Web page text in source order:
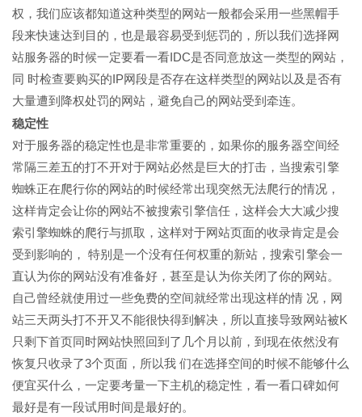
权，我们应该都知道这种类型的网站一般都会采用一些黑帽手
段来快速达到目的，也是最容易受到惩罚的，所以我们选择网
站服务器的时候一定要看一看IDC是否同意放这一类型的网站，
同 时检查要购买的IP网段是否存在这样类型的网站以及是否有
大量遭到降权处罚的网站，避免自己的网站受到牵连。
稳定性
对于服务器的稳定性也是非常重要的，如果你的服务器空间经
常隔三差五的打不开对于网站必然是巨大的打击，当搜索引擎
蜘蛛正在爬行你的网站的时候经常出现突然无法爬行的情况，
这样肯定会让你的网站不被搜索引擎信任，这样会大大减少搜
索引擎蜘蛛的爬行与抓取，这样对于网站页面的收录肯定是会
受到影响的， 特别是一个没有任何权重的新站，搜索引擎会一
直认为你的网站没有准备好，甚至是认为你关闭了你的网站。
自己曾经就使用过一些免费的空间就经常出现这样的情 况，网
站三天两头打不开又不能很快得到解决，所以直接导致网站被K
只剩下首页同时网站快照回到了几个月以前，到现在依然没有
恢复只收录了3个页面，所以我 们在选择空间的时候不能够什么
便宜买什么，一定要考量一下主机的稳定性，看一看口碑如何
最好是有一段试用时间是最好的。